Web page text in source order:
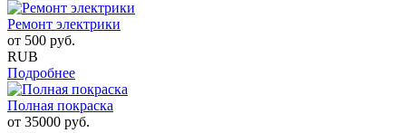
Ремонт электрики
от 500 руб.
RUB
Подробнее
Полная покраска
от 35000 руб.